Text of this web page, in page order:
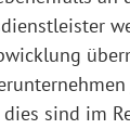
sind im